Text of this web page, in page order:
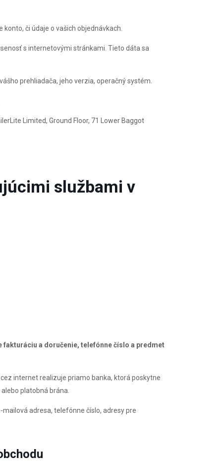
či údaje o vašich objednávkach.
s internetovými stránkami. Tieto dáta sa
prehliadača, jeho verzia, operačný systém.
Limited, Ground Floor, 71 Lower Baggot
službami v
a doručenie, telefónne číslo a predmet
internet realizuje priamo banka, ktorá poskytne
platobná brána.
adresa, telefónne číslo, adresy pre